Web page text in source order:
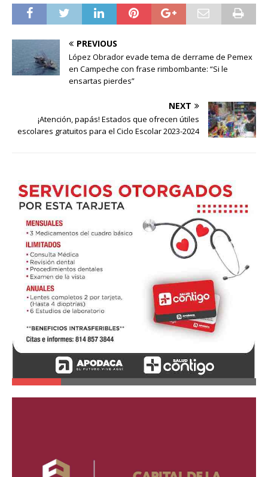
PREVIOUS
López Obrador evade tema de derrame de Pemex
en Campeche con frase rimbombante: “Si le
ensartas pierdes”
NEXT
¡Atención, papás! Estados que ofrecen útiles
escolares gratuitos para el Ciclo Escolar 2023-2024